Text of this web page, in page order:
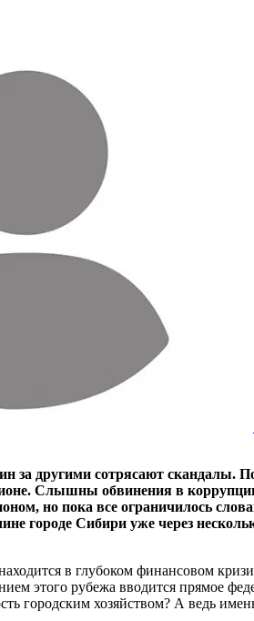
за другими сотрясают
Слышны обвинения в
но пока все ограничилось
городе Сибири уже через
в глубоком финансовом
этого рубежа вводится прямое
городским хозяйством? А ведь